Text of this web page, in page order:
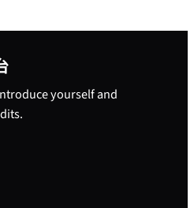
yourself and